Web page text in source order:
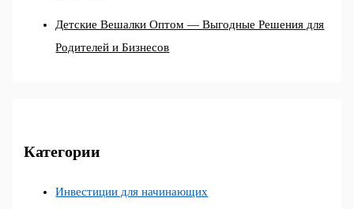
Детские Вешалки Оптом — Выгодные Решения для
Родителей и Бизнесов
Категории
Инвестиции для начинающих